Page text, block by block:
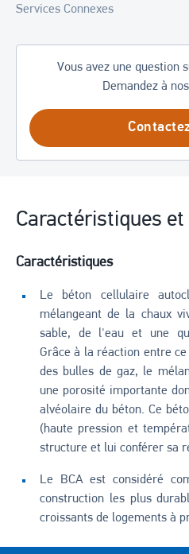
Services Connexes
Vous avez une question
Demandez à
Caractéristiques
Caractéristiques
Le béton cellulaire
mélangeant de la chaux
sable, de l'eau et une
Grâce à la réaction entre
des bulles de gaz, le
une porosité importante
alvéolaire du béton. Ce
(haute pression et
structure et lui conférer sa
Le BCA est considéré
construction les plus
croissants de logements à